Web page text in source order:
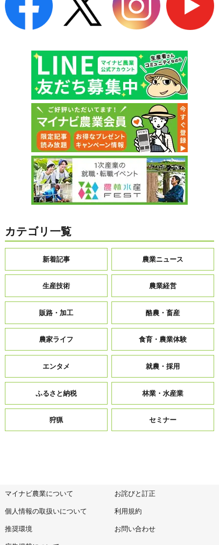
カテゴリ一覧
新着記事 農業ニュース
生産技術 農業経営
販路・加工 酪農・畜産
農家ライフ 食育・農業体験
エンタメ 就農・採用
ふるさと納税 林業・水産業
狩猟 セミナー
マイナビ農業について お詫びと訂正
個人情報の取扱いについて 利用規約
推奨環境 お問い合わせ